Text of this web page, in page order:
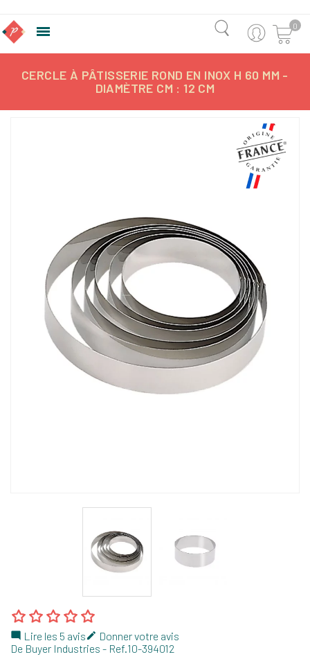
 0
CERCLE À PÂTISSERIE ROND EN INOX H 60 MM -
DIAMÈTRE CM : 12 CM
 Lire les 5 avis Donner votre avis
De Buyer Industries - Ref.10-394012